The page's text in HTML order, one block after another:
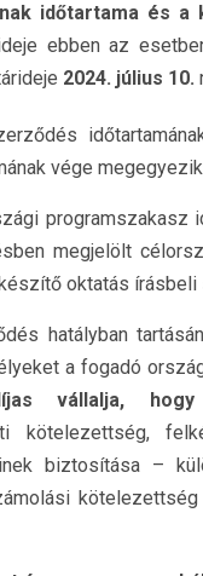
időtartama és
ebben az
2024. július 10.
vége
megjelölt
oktatás
hatályban
a fogadó
vállalja,
kötelezettség,
biztosítása –
kötelezettség